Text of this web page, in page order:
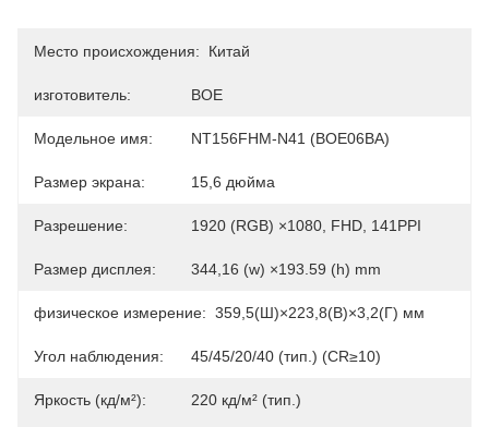
Место происхождения: Китай
изготовитель: BOE
Модельное имя: NT156FHM-N41 (BOE06BA)
Размер экрана: 15,6 дюйма
Разрешение: 1920 (RGB) ×1080, FHD, 141PPI
Размер дисплея: 344,16 (w) ×193.59 (h) mm
физическое измерение: 359,5(Ш)×223,8(В)×3,2(Г) мм
Угол наблюдения: 45/45/20/40 (тип.) (CR≥10)
Яркость (кд/м²): 220 кд/м² (тип.)